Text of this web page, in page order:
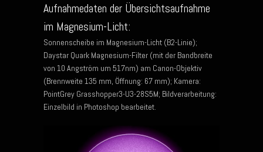
Aufnahmedaten der Übersichtsaufnahme
im Magnesium-Licht:
Sonnenscheibe im Magnesium-Licht (B2-Linie);
Daystar Quark Magnesium-Filter (mit der Bandbreite
von 10 Angström um 517nm) am Canon-Objektiv
(Brennweite 135 mm, Öffnung: 67 mm); Kamera:
PointGrey Grasshopper3-U3-28S5M; Bildverarbeitung:
Einzelbild in Photoshop bearbeitet.